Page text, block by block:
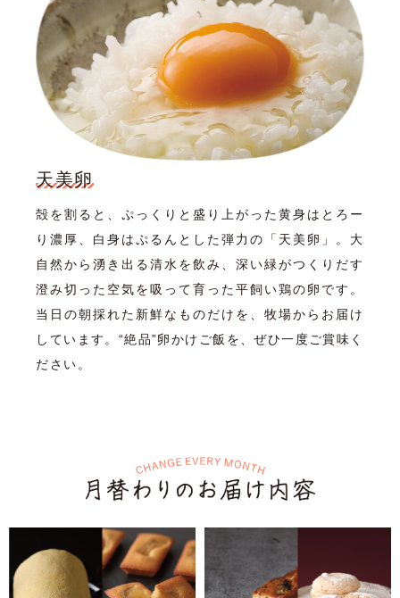
天美卵
殻を割ると、ぷっくりと盛り上がった黄身はとろー
り濃厚、白身はぷるんとした弾力の「天美卵」。大
自然から湧き出る清水を飲み、深い緑がつくりだす
澄み切った空気を吸って育った平飼い鶏の卵です。
当日の朝採れた新鮮なものだけを、牧場からお届け
しています。“絶品”卵かけご飯を、ぜひ一度ご賞味く
ださい。